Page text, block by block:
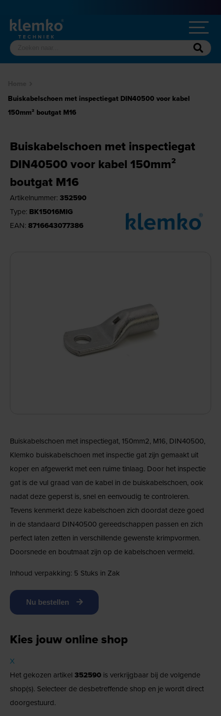
Buiskabelschoen met inspectiegat DIN40500 voor kabel
150mm² boutgat M16
Buiskabelschoen met inspectiegat
DIN40500 voor kabel 150mm²
boutgat M16
Artikelnummer: 352590
Type: BK15016MIG
EAN: 8716643077386
Buiskabelschoen met inspectiegat, 150mm2, M16, DIN40500,
Klemko buiskabelschoen met inspectie gat zijn gemaakt uit
koper en afgewerkt met een ruime tinlaag. Door het inspectie
gat is de vul graad van de kabel in de buiskabelschoen, ook
nadat deze geperst is, snel en eenvoudig te controleren.
Tevens kenmerkt deze kabelschoen zich doordat deze goed
in de standaard DIN40500 gereedschappen passen en zich
perfect laten zetten in verschillende gewenste krimpvormen.
Doorsnede en boutmaat zijn op de kabelschoen vermeld.
Inhoud verpakking: 5 Stuks in Zak
Nu bestellen
Kies jouw online shop
X
Het gekozen artikel 352590 is verkrijgbaar bij de volgende
shop(s). Selecteer de desbetreffende shop en je wordt direct
doorgestuurd.